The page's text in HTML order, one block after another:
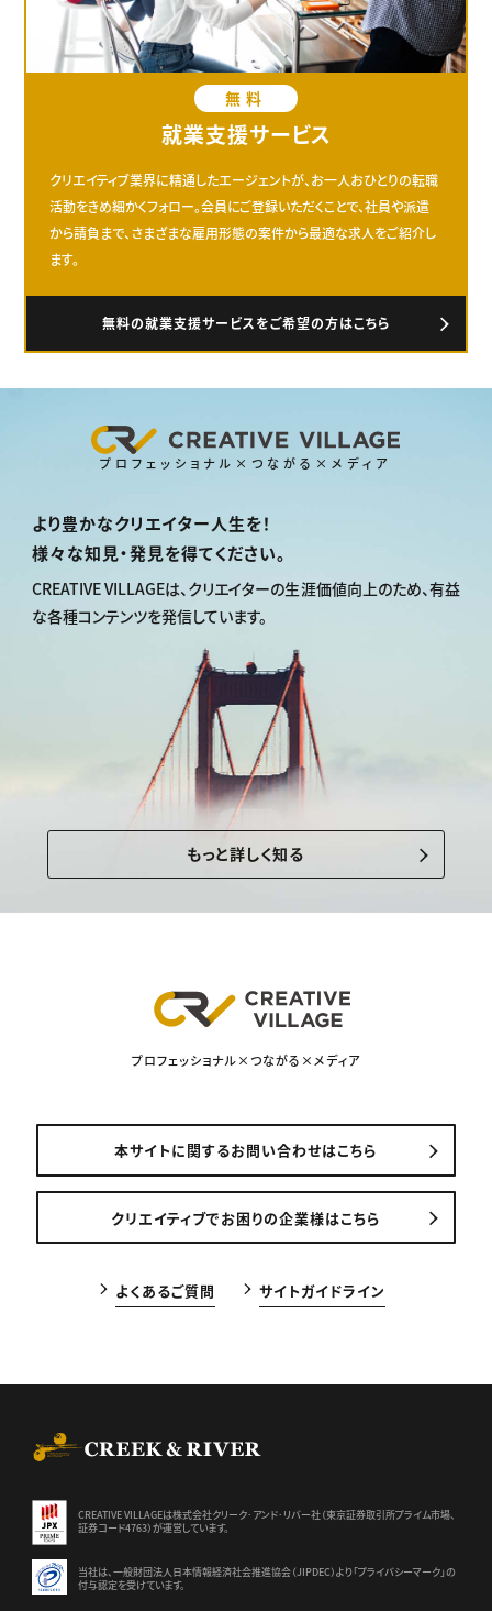
無料
就業支援サービス
クリエイティブ業界に精通したエージェントが、お一人おひとりの転職
活動をきめ細かくフォロー。会員にご登録いただくことで、社員や派遣
から請負まで、さまざまな雇用形態の案件から最適な求人をご紹介し
ます。
無料の就業支援サービスをご希望の方はこちら
プロフェッショナル×つながる×メディア
より豊かなクリエイター人生を！
様々な知見・発見を得てください。
CREATIVE VILLAGEは、クリエイターの生涯価値向上のため、有益
な各種コンテンツを発信しています。
もっと詳しく知る
プロフェッショナル×つながる×メディア
本サイトに関するお問い合わせはこちら
クリエイティブでお困りの企業様はこちら
よくあるご質問 サイトガイドライン
CREATIVE VILLAGEは株式会社クリーク･アンド･リバー社（東京証券取引所プライム市場、
証券コード4763）が運営しています。
当社は、一般財団法人日本情報経済社会推進協会（JIPDEC）より 「プライバシーマーク」の
付与認定を受けています。